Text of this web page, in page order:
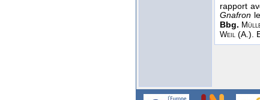
rapport
Gnafron
Bbg.
Weil (A.).